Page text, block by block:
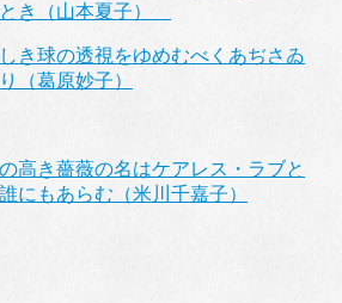
き（山本夏子）
き球の透視をゆめむべくあぢさゐ
（葛原妙子）
高き薔薇の名はケアレス・ラブと
にもあらむ（米川千嘉子）